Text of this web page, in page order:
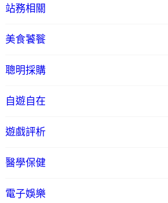
站務相關
美食饕餮
聰明採購
自遊自在
遊戲評析
醫學保健
電子娛樂